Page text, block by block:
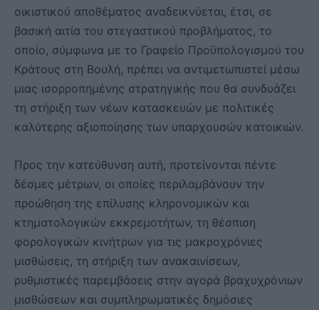
οικιστικού αποθέματος αναδεικνύεται, έτσι, σε
βασική αιτία του στεγαστικού προβλήματος, το
οποίο, σύμφωνα με το Γραφείο Προϋπολογισμού του
Κράτους στη Βουλή, πρέπει να αντιμετωπιστεί μέσω
μιας ισορροπημένης στρατηγικής που θα συνδυάζει
τη στήριξη των νέων κατασκευών με πολιτικές
καλύτερης αξιοποίησης των υπαρχουσών κατοικιών.
Προς την κατεύθυνση αυτή, προτείνονται πέντε
δέσμες μέτρων, οι οποίες περιλαμβάνουν την
προώθηση της επίλυσης κληρονομικών και
κτηματολογικών εκκρεμοτήτων, τη θέσπιση
φορολογικών κινήτρων για τις μακροχρόνιες
μισθώσεις, τη στήριξη των ανακαινίσεων,
ρυθμιστικές παρεμβάσεις στην αγορά βραχυχρόνιων
μισθώσεων και συμπληρωματικές δημόσιες